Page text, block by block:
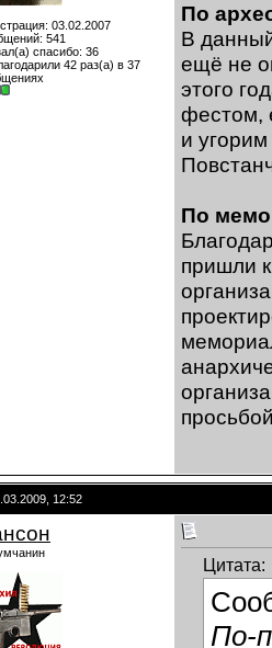
03.02.2007
541
спасибо: 36
42 раз(а) в 37
По
В
ещё не
этого
фестом,
и угорим
По
пришли
12:52
Цитата:
По-